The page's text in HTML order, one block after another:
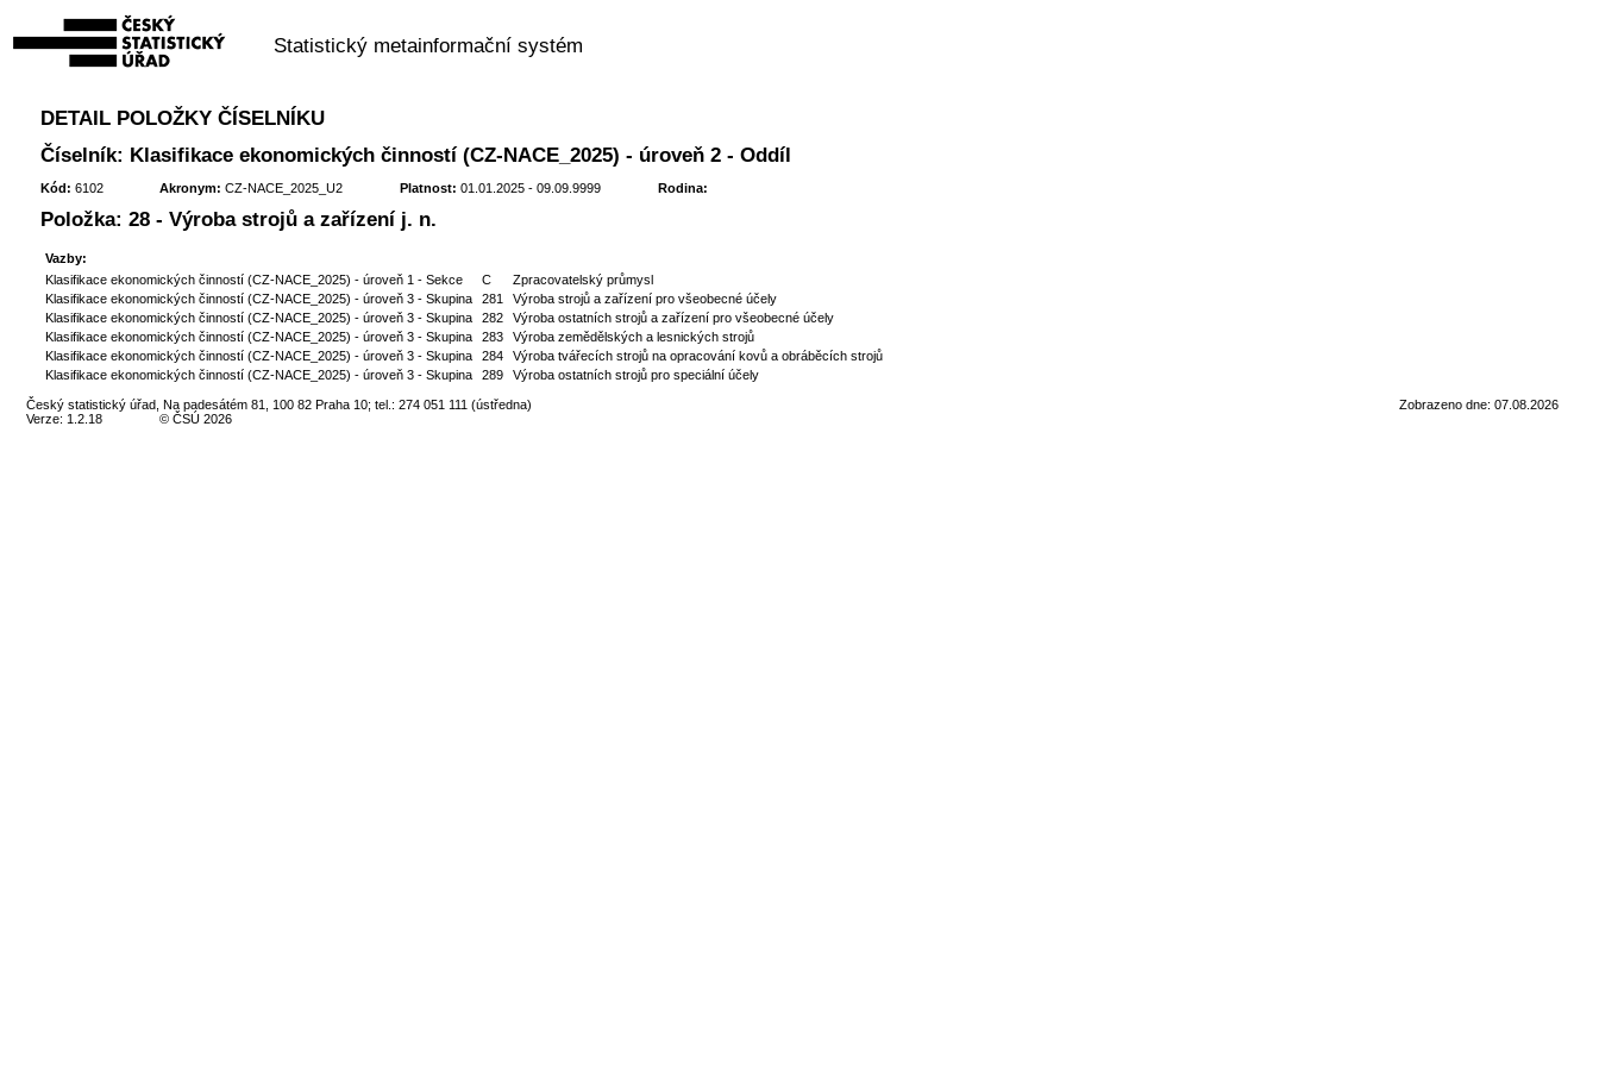
Statistický metainformační systém
DETAIL POLOŽKY ČÍSELNÍKU
Číselník: Klasifikace ekonomických činností (CZ-NACE_2025) - úroveň 2 - Oddíl
Kód: 6102 Akronym: CZ-NACE_2025_U2 Platnost: 01.01.2025 - 09.09.9999 Rodina:
Položka: 28 - Výroba strojů a zařízení j. n.
Vazby:
Klasifikace ekonomických činností (CZ-NACE_2025) - úroveň 1 - Sekce
C
Zpracovatelský průmysl
Klasifikace ekonomických činností (CZ-NACE_2025) - úroveň 3 - Skupina
281
Výroba strojů a zařízení pro všeobecné účely
Klasifikace ekonomických činností (CZ-NACE_2025) - úroveň 3 - Skupina
282
Výroba ostatních strojů a zařízení pro všeobecné účely
Klasifikace ekonomických činností (CZ-NACE_2025) - úroveň 3 - Skupina
283
Výroba zemědělských a lesnických strojů
Klasifikace ekonomických činností (CZ-NACE_2025) - úroveň 3 - Skupina
284
Výroba tvářecích strojů na opracování kovů a obráběcích strojů
Klasifikace ekonomických činností (CZ-NACE_2025) - úroveň 3 - Skupina
289 Výroba ostatních strojů pro speciální účely
Český statistický úřad, Na padesátém 81, 100 82 Praha 10; tel.: 274 051 111 (ústředna)
Verze: 1.2.18
© ČSÚ 2026
Zobrazeno dne: 07.08.2026